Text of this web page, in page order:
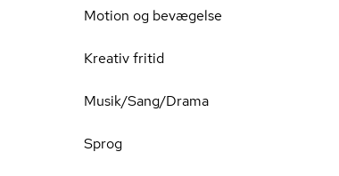
Motion og bevægelse
Kreativ fritid
Musik/Sang/Drama
Sprog